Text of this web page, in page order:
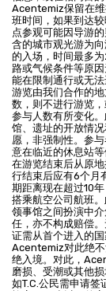
Acentemiz保留在维
班时间，如果到达
点参观可能因导游
含的城市观光游为
的入场，时间最多
路或气候条件等原
能在限制通行或无
游览由我们合作的
数，则不进行游览
参与人数有所变化
馆、遗址的开放情
愿，非强制性。参
意在临近的休息站
在游览结束后从原
行结束后应有6个月
期距离现在超过10
搭乘航空公司航班
领事馆之间扮演中
任，亦不构成赔偿
证需从首个进入的
Acentemiz对此绝不
绝入境。对此，
磨损、受潮或其他
如T.C.公民需申请